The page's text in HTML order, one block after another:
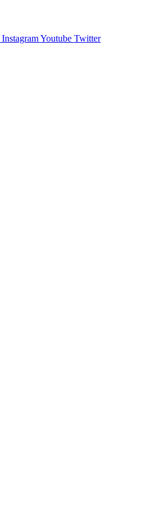
InstagramYoutube Twitter